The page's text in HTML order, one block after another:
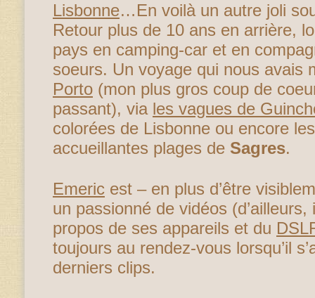
Lisbonne…En voilà un autre joli
Retour plus de 10 ans en arrière,
pays en camping-car et en
soeurs. Un voyage qui nous avais
Porto (mon plus gros coup de
passant), via les vagues de
colorées de Lisbonne ou encore
accueillantes plages de Sagres.
Emeric est – en plus d’être
un passionné de vidéos
propos de ses appareils et du
toujours au rendez-vous lorsqu’il
derniers clips.